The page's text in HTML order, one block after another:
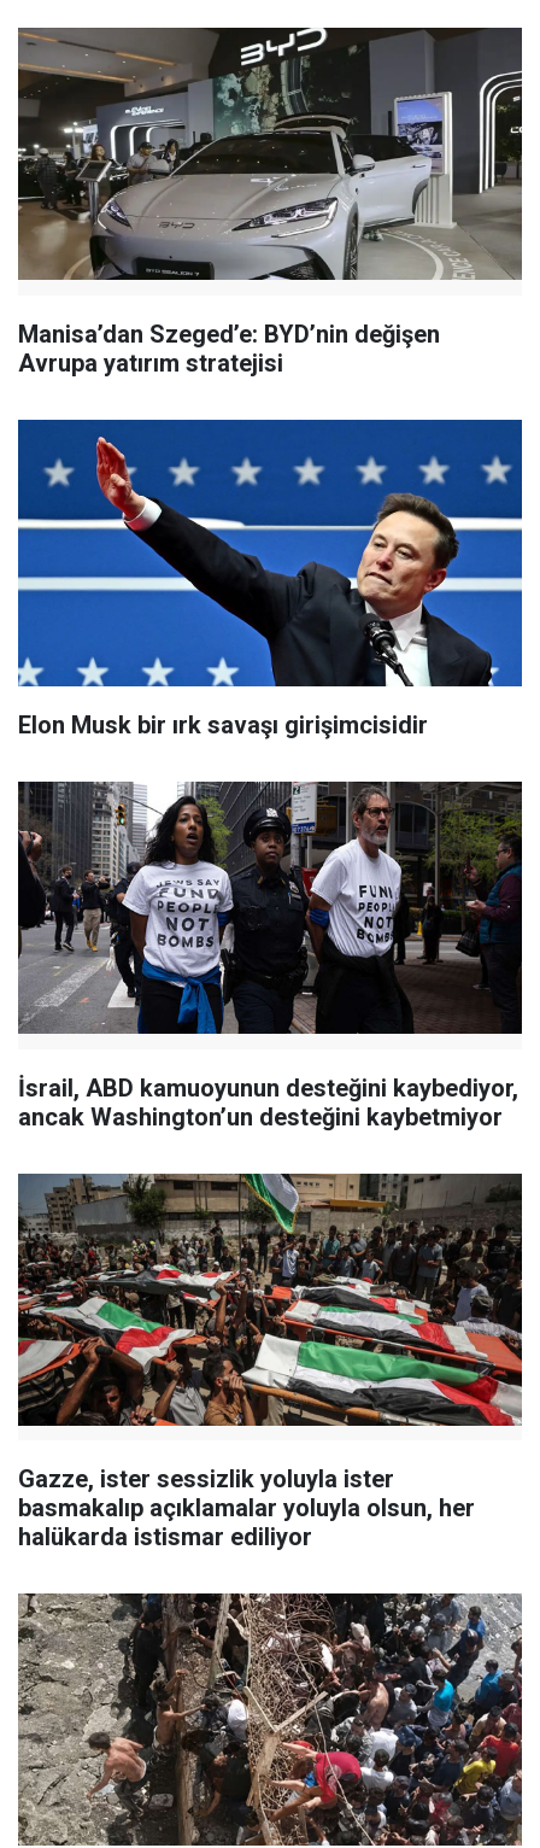
Manisa’dan Szeged’e: BYD’nin değişen
Avrupa yatırım stratejisi
Elon Musk bir ırk savaşı girişimcisidir
İsrail, ABD kamuoyunun desteğini kaybediyor,
ancak Washington’un desteğini kaybetmiyor
Gazze, ister sessizlik yoluyla ister
basmakalıp açıklamalar yoluyla olsun, her
halükarda istismar ediliyor